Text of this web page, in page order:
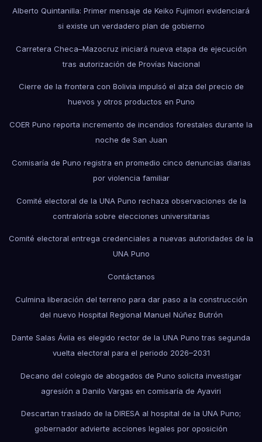
Alberto Quintanilla: Primer mensaje de Keiko Fujimori evidenciará
si existe un verdadero plan de gobierno
Carretera Checa–Mazocruz iniciará nueva etapa de ejecución
tras autorización de Provías Nacional
Cierre de la frontera con Bolivia impulsó el alza del precio de
huevos y otros productos en Puno
COER Puno reporta incremento de incendios forestales durante la
noche de San Juan
Comisaría de Puno registra en promedio cinco denuncias diarias
por violencia familiar
Comité electoral de la UNA Puno rechaza observaciones de la
contraloría sobre elecciones universitarias
Comité electoral entrega credenciales a nuevas autoridades de la
UNA Puno
Contáctanos
Culmina liberación del terreno para dar paso a la construcción
del nuevo Hospital Regional Manuel Núñez Butrón
Dante Salas Ávila es elegido rector de la UNA Puno tras segunda
vuelta electoral para el periodo 2026–2031
Decano del colegio de abogados de Puno solicita investigar
agresión a Danilo Vargas en comisaría de Ayaviri
Descartan traslado de la DIRESA al hospital de la UNA Puno;
gobernador advierte acciones legales por oposición